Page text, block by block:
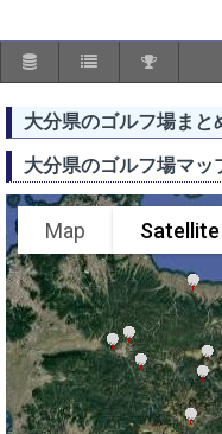
大分県のゴルフ場まと
大分県のゴルフ場マッ
Map Satellite